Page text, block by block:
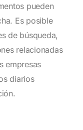
pueden
Es posible
de búsqueda,
relacionadas
empresas
diarios